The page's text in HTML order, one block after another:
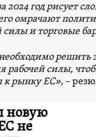
2024 год рисует
омрачают
силы и торговые
решить
рабочей силы,
к рынку ЕС», –
новую
не